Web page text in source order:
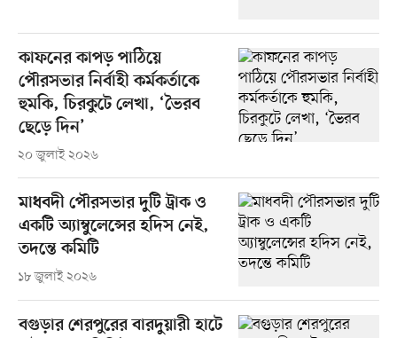
কাফনের কাপড় পাঠিয়ে
পৌরসভার নির্বাহী কর্মকর্তাকে
হুমকি, চিরকুটে লেখা, ‘ভৈরব
ছেড়ে দিন’
২০ জুলাই ২০২৬
মাধবদী পৌরসভার দুটি ট্রাক ও
একটি অ্যাম্বুলেন্সের হদিস নেই,
তদন্তে কমিটি
১৮ জুলাই ২০২৬
বগুড়ার শেরপুরের বারদুয়ারী হাটে